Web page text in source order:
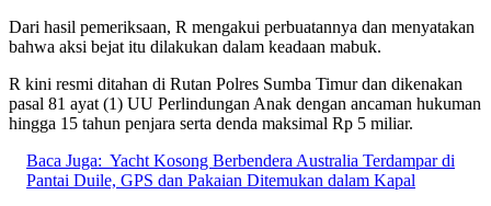
Dari hasil pemeriksaan, R mengakui perbuatannya dan menyatakan
bahwa aksi bejat itu dilakukan dalam keadaan mabuk.
R kini resmi ditahan di Rutan Polres Sumba Timur dan dikenakan
pasal 81 ayat (1) UU Perlindungan Anak dengan ancaman hukuman
hingga 15 tahun penjara serta denda maksimal Rp 5 miliar.
Baca Juga: Yacht Kosong Berbendera Australia Terdampar di
Pantai Duile, GPS dan Pakaian Ditemukan dalam Kapal